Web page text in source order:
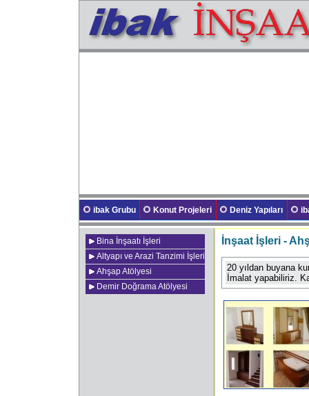
ibak Grubu Konut Projeleri Deniz Yapıları
Bina İnşaatı İşleri
Altyapı ve Arazi Tanzimi İşleri
Ahşap Atölyesi
Demir Doğrama Atölyesi
İnşaat İşleri -
20 yıldan buyana
İmalat yapabiliriz.